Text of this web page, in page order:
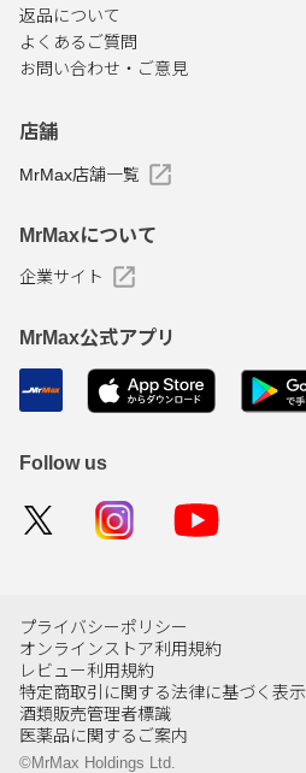
返品について
よくあるご質問
お問い合わせ・ご意見
店舗
MrMax店舗一覧
MrMaxについて
企業サイト
MrMax公式アプリ
Follow us
プライバシーポリシー
オンラインストア利用規約
レビュー利用規約
特定商取引に関する法律に基づく表示
酒類販売管理者標識
医薬品に関するご案内
©MrMax Holdings Ltd.